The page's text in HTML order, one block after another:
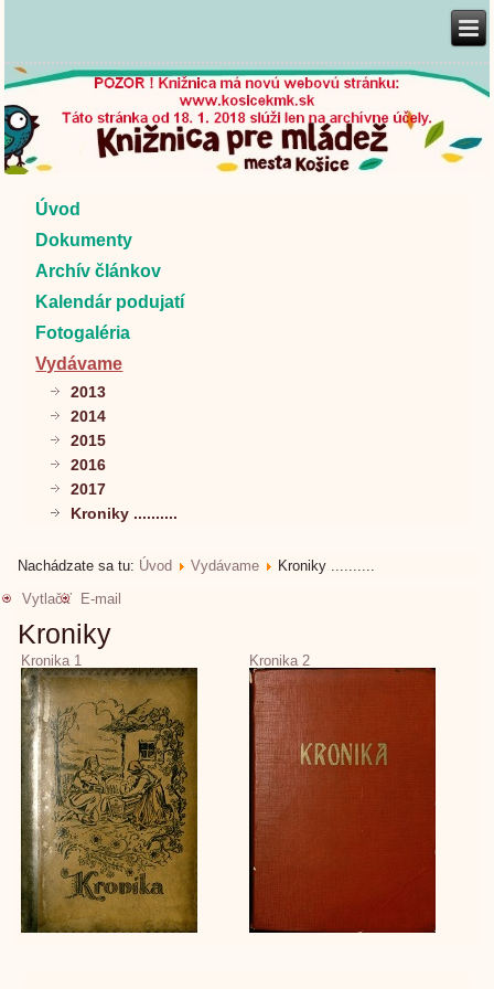
Úvod
Dokumenty
Archív článkov
Kalendár podujatí
Fotogaléria
Vydávame
2013
2014
2015
2016
2017
Kroniky ..........
Nachádzate sa tu: Úvod Vydávame
Kroniky ..........
Vytlačiť
E-mail
Kroniky
Kronika 1 Kronika 2